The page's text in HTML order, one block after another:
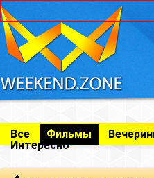
Все Фильмы
Интересно